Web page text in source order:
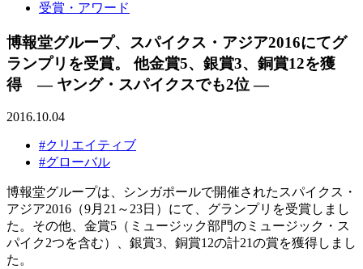
受賞・アワード
博報堂グループ、スパイクス・アジア2016にてグ
ランプリを受賞。 他金賞5、銀賞3、銅賞12を獲
得 ― ヤング・スパイクスでも2位 ―
2016.10.04
#クリエイティブ
#グローバル
博報堂グループは、シンガポールで開催されたスパイクス・
アジア2016（9月21～23日）にて、グランプリを受賞しまし
た。その他、金賞5（ミュージック部門のミュージック・ス
パイク2つを含む）、銀賞3、銅賞12の計21の賞を獲得しまし
た。